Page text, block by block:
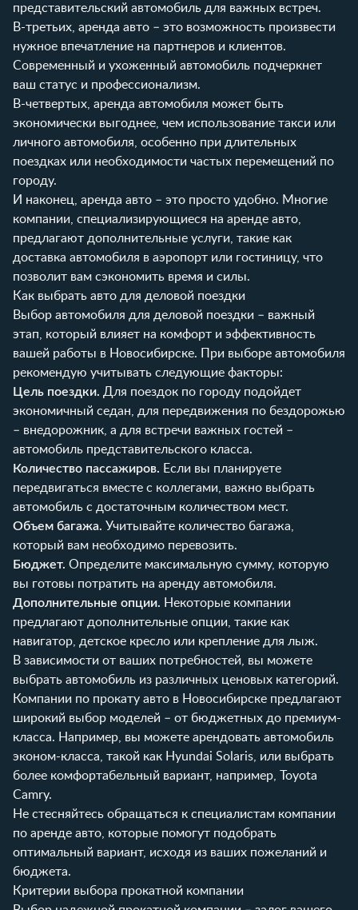
представительский автомобиль для важных встреч.
В-третьих, аренда авто – это возможность произвести
нужное впечатление на партнеров и клиентов.
Современный и ухоженный автомобиль подчеркнет
ваш статус и профессионализм.
В-четвертых, аренда автомобиля может быть
экономически выгоднее, чем использование такси или
личного автомобиля, особенно при длительных
поездках или необходимости частых перемещений по
городу.
И наконец, аренда авто – это просто удобно. Многие
компании, специализирующиеся на аренде авто,
предлагают дополнительные услуги, такие как
доставка автомобиля в аэропорт или гостиницу, что
позволит вам сэкономить время и силы.
Как выбрать авто для деловой поездки
Выбор автомобиля для деловой поездки – важный
этап, который влияет на комфорт и эффективность
вашей работы в Новосибирске. При выборе автомобиля
рекомендую учитывать следующие факторы:
Цель поездки. Для поездок по городу подойдет
экономичный седан, для передвижения по бездорожью
– внедорожник, а для встречи важных гостей –
автомобиль представительского класса.
Количество пассажиров. Если вы планируете
передвигаться вместе с коллегами, важно выбрать
автомобиль с достаточным количеством мест.
Объем багажа. Учитывайте количество багажа,
который вам необходимо перевозить.
Бюджет. Определите максимальную сумму, которую
вы готовы потратить на аренду автомобиля.
Дополнительные опции. Некоторые компании
предлагают дополнительные опции, такие как
навигатор, детское кресло или крепление для лыж.
В зависимости от ваших потребностей, вы можете
выбрать автомобиль из различных ценовых категорий.
Компании по прокату авто в Новосибирске предлагают
широкий выбор моделей – от бюджетных до премиум-
класса. Например, вы можете арендовать автомобиль
эконом-класса, такой как Hyundai Solaris, или выбрать
более комфортабельный вариант, например, Toyota
Camry.
Не стесняйтесь обращаться к специалистам компании
по аренде авто, которые помогут подобрать
оптимальный вариант, исходя из ваших пожеланий и
бюджета.
Критерии выбора прокатной компании